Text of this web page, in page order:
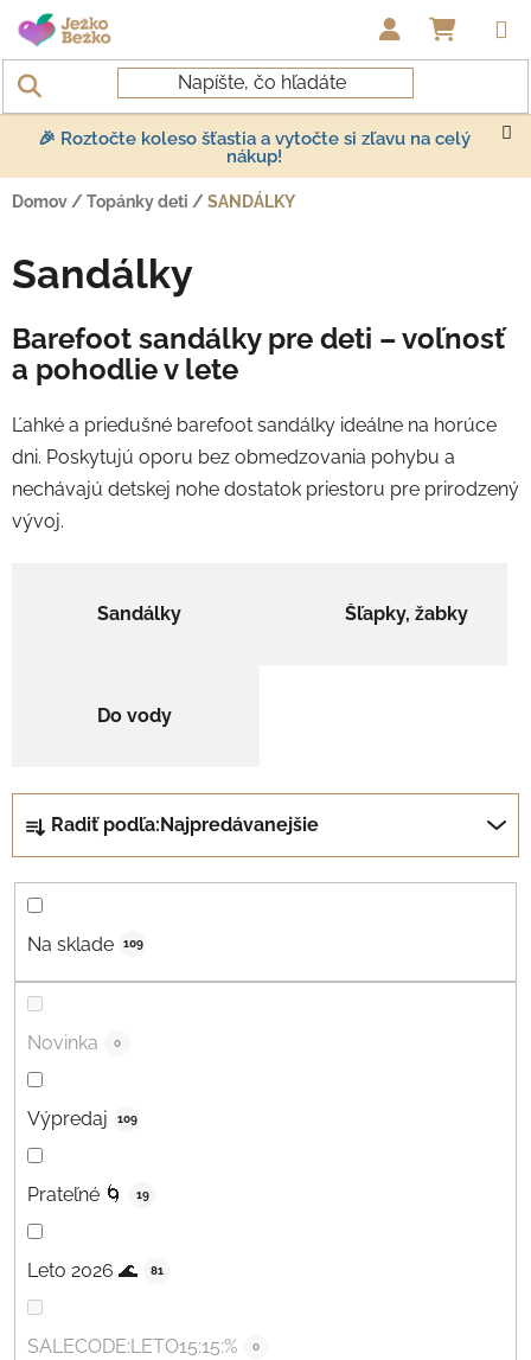
Prejsť na obsah
🎉 Roztočte koleso šťastia a vytočte si zľavu na celý
nákup!
Domov / Topánky deti / SANDÁLKY
Sandálky
Barefoot sandálky pre deti – voľnosť
a pohodlie v lete
Ľahké a priedušné barefoot sandálky ideálne na horúce
dni. Poskytujú oporu bez obmedzovania pohybu a
nechávajú detskej nohe dostatok priestoru pre prirodzený
vývoj.
Sandálky Šľapky, žabky
Do vody
Radenie produktov
Radiť podľa:Najpredávanejšie
Na sklade 109
Novinka 0
Výpredaj 109
Prateľné 🌀 19
Leto 2026 🌊 81
SALECODE:LETO15:15:% 0